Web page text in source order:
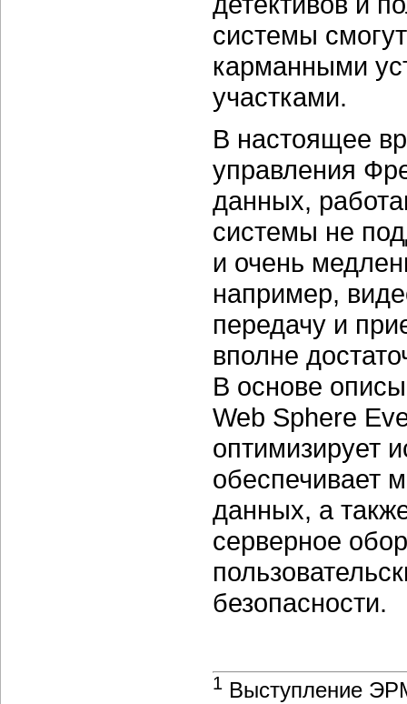
системы
карманными
участками.
В настоящее
управления
данных,
системы не
и очень
например,
передачу и
вполне
В основе
Web Sphere
оптимизирует
обеспечивает
данных, а
серверное
безопасности.
1 Выступление